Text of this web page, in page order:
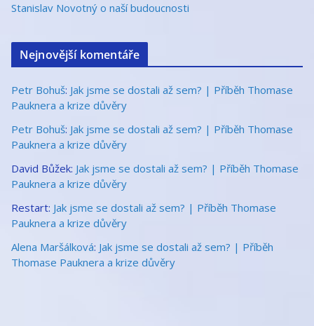
Stanislav Novotný o naší budoucnosti
Nejnovější komentáře
Petr Bohuš: Jak jsme se dostali až sem? | Příběh Thomase
Pauknera a krize důvěry
Petr Bohuš: Jak jsme se dostali až sem? | Příběh Thomase
Pauknera a krize důvěry
David Bůžek: Jak jsme se dostali až sem? | Příběh Thomase
Pauknera a krize důvěry
Restart: Jak jsme se dostali až sem? | Příběh Thomase
Pauknera a krize důvěry
Alena Maršálková: Jak jsme se dostali až sem? | Příběh
Thomase Pauknera a krize důvěry